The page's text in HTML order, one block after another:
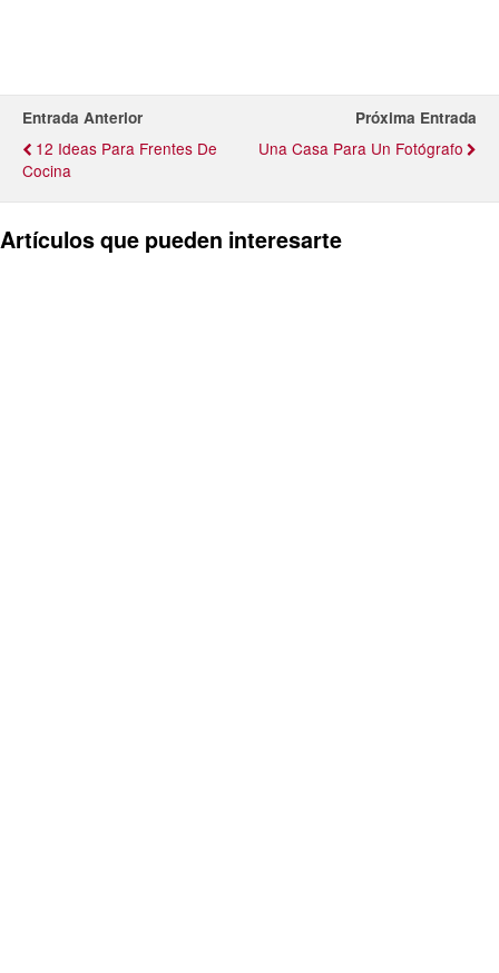
Entrada Anterior
12 Ideas Para Frentes De
Cocina
Próxima Entrada
Una Casa Para Un Fotógrafo
Artículos que pueden interesarte